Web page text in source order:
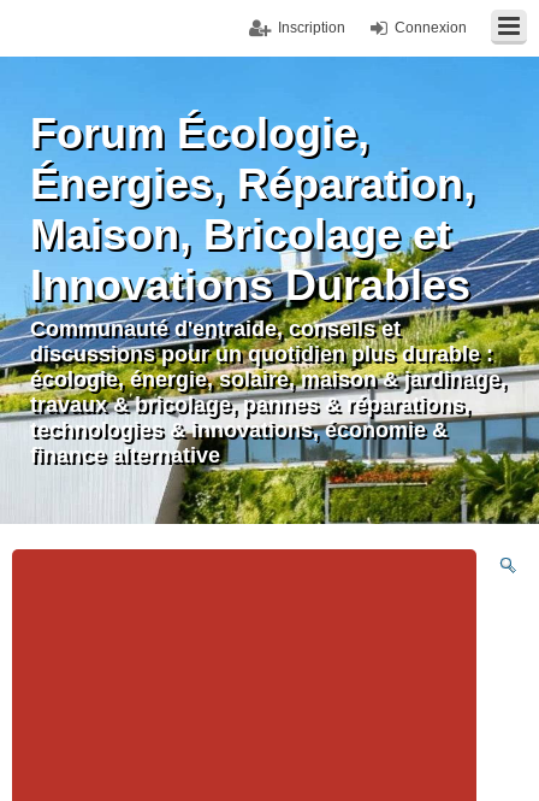
Connexion
Inscription
Forum Écologie,
Énergies, Réparation,
Maison, Bricolage et
Innovations Durables
Communauté d'entraide, conseils et
discussions pour un quotidien plus durable :
écologie, énergie, solaire, maison & jardinage,
travaux & bricolage, pannes & réparations,
technologies & innovations, économie &
finance alternative